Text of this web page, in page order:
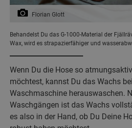
Florian Glott
Behandelst Du das G-1000-Material der
Wax, wird es strapazierfähiger und
Wenn Du die Hose so
möchtest, kannst Du das Wachs
Waschmaschine herauswaschen.
Waschgängen ist das Wachs
es also in der Hand, ob Du Deine